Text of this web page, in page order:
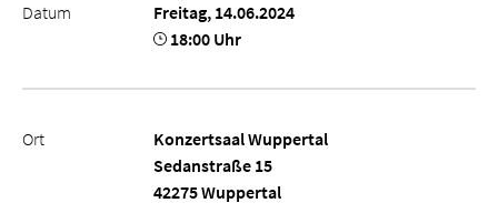
Datum
Freitag, 14.06.2024
18:00 Uhr
Ort
Konzertsaal Wuppertal
Sedanstraße 15
42275 Wuppertal